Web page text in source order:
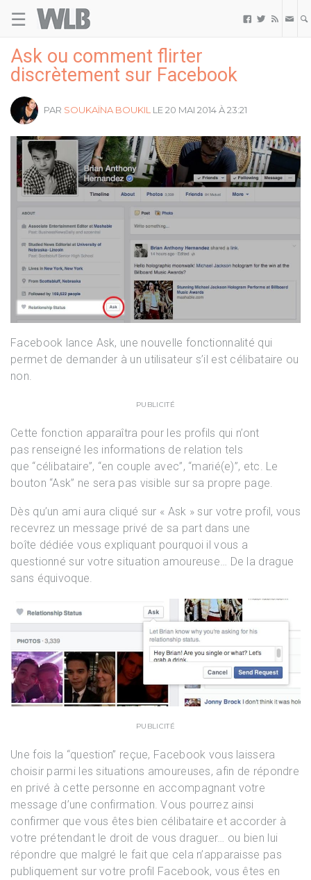
☰   
Ask ou comment flirter
discrètement sur Facebook
PAR SOUKAÏNA BOUKIL LE 20 MAI 2014 À 23:21
Facebook lance Ask, une nouvelle fonctionnalité qui
permet de demander à un utilisateur s’il est célibataire ou
non.
PUBLICITÉ
Cette fonction apparaîtra pour les profils qui n’ont
pas renseigné les informations de relation tels
que “célibataire”, “en couple avec”, “marié(e)”, etc. Le
bouton “Ask” ne sera pas visible sur sa propre page.
Dès qu’un ami aura cliqué sur « Ask » sur votre profil, vous
recevrez un message privé de sa part dans une
boîte dédiée vous expliquant pourquoi il vous a
questionné sur votre situation amoureuse… De la drague
sans équivoque.
PUBLICITÉ
Une fois la “question” reçue, Facebook vous laissera
choisir parmi les situations amoureuses, afin de répondre
en privé à cette personne en accompagnant votre
message d’une confirmation. Vous pourrez ainsi
confirmer que vous êtes bien célibataire et accorder à
votre prétendant le droit de vous draguer… ou bien lui
répondre que malgré le fait que cela n’apparaisse pas
publiquement sur votre profil Facebook, vous êtes en